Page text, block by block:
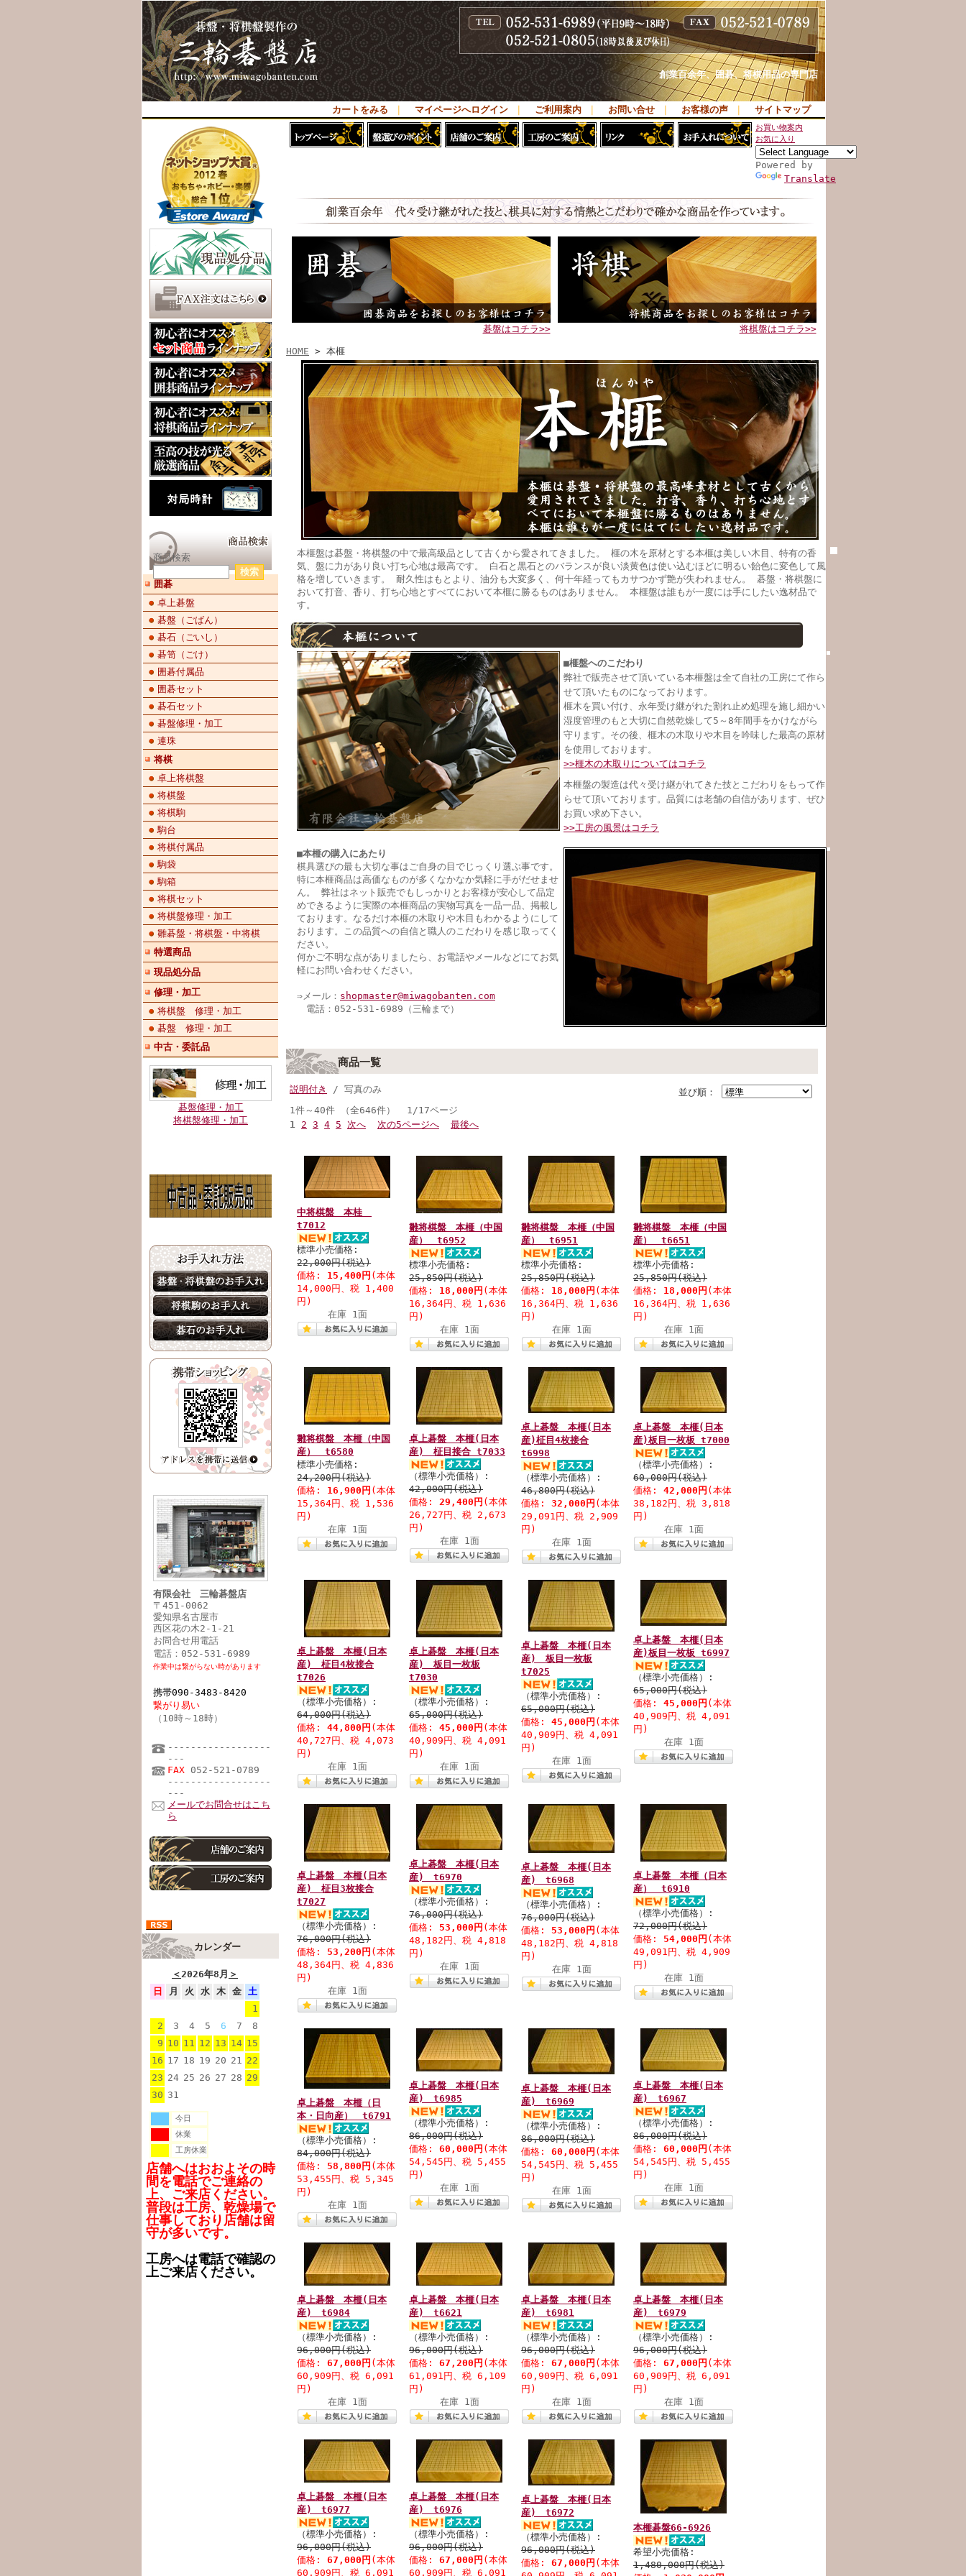
創業百余年、囲碁、将棋用品の専門店
カートをみる マイページへログイン ご利用案内 お問い合せ お客様の声 サイトマップ
商品検索
囲碁
卓上碁盤
碁盤（ごばん）
碁石（ごいし）
碁笥（ごけ）
囲碁付属品
囲碁セット
碁石セット
碁盤修理・加工
連珠
将棋
卓上将棋盤
将棋盤
将棋駒
駒台
将棋付属品
駒袋
駒箱
将棋セット
将棋盤修理・加工
雛碁盤・将棋盤・中将棋
特選商品
現品処分品
修理・加工
将棋盤 修理・加工
碁盤 修理・加工
中古・委託品
碁盤修理・加工
将棋盤修理・加工
有限会社 三輪碁盤店
〒451-0062
愛知県名古屋市
西区花の木2-1-21
お問合せ用電話
電話：052-531-6989
作業中は繋がらない時があります
携帯090-3483-8420
繋がり易い
（10時～18時）
------------------
---
FAX 052-521-0789
------------------
---
メールでお問合せはこち
ら
カレンダー
＜2026年8月 ＞
日
月 火 水 木 金
土
1
2
3 4 5 6 7
8
9 10 11 12 13 14 15
16 17 18 19 20 21 22
23 24 25 26 27 28 29
30 31
今日
休業
工房休業
店舗へはおおよその時
間を電話でご連絡の
上、ご来店ください。
普段は工房、乾燥場で
仕事しており店舗は留
守が多いです。
工房へは電話で確認の
上ご来店ください。
お買い物案内
お気に入り
Powered by
Translate
碁盤はコチラ>> 将棋盤はコチラ>>
HOME > 本榧
本榧盤は碁盤・将棋盤の中で最高級品として古くから愛されてきました。 榧の木を原材とする本榧は美しい木目、特有の香
気、盤に力があり良い打ち心地は最高です。 白石と黒石とのバランスが良い淡黄色は使い込むほどに明るい飴色に変色して風
格を増していきます。 耐久性はもとより、油分も大変多く、何十年経ってもカサつかず艶が失われません。 碁盤・将棋盤に
おいて打音、香り、打ち心地とすべてにおいて本榧に勝るものはありません。 本榧盤は誰もが一度には手にしたい逸材品で
す。
■榧盤へのこだわり
弊社で販売させて頂いている本榧盤は全て自社の工房にて作ら
せて頂いたものになっております。
榧木を買い付け、永年受け継がれた割れ止め処理を施し細かい
湿度管理のもと大切に自然乾燥して5～8年間手をかけながら
守ります。その後、榧木の木取りや木目を吟味した最高の原材
を使用しております。
>>榧木の木取りについてはコチラ
本榧盤の製造は代々受け継がれてきた技とこだわりをもって作
らせて頂いております。品質には老舗の自信があります、ぜひ
お買い求め下さい。
>>工房の風景はコチラ
■本榧の購入にあたり
棋具選びの最も大切な事はご自身の目でじっくり選ぶ事です。
特に本榧商品は高価なものが多くなかなか気軽に手がだせませ
ん。 弊社はネット販売でもしっかりとお客様が安心して品定
めできるように実際の本榧商品の実物写真を一品一品、掲載し
ております。なるだけ本榧の木取りや木目もわかるようにして
おります。この品質への自信と職人のこだわりを感じ取ってく
ださい。
何かご不明な点がありましたら、お電話やメールなどにてお気
軽にお問い合わせください。
⇒メール： shopmaster@miwagobanten.com
電話：052-531-6989（三輪まで）
商品一覧
並び順：
説明付き
/ 写真のみ
1件～40件 （全646件） 1/17ページ
1 2 3 4 5 次へ 次の5ページへ 最後へ
中将棋盤 本桂
t7012
標準小売価格:
22,000円(税込)
価格: 15,400円 (本体
14,000円、税 1,400
円)
在庫 1面
雛将棋盤 本榧（中国
産） t6952
標準小売価格:
25,850円(税込)
価格: 18,000円 (本体
16,364円、税 1,636
円)
在庫 1面
雛将棋盤 本榧（中国
産） t6951
標準小売価格:
25,850円(税込)
価格: 18,000円 (本体
16,364円、税 1,636
円)
在庫 1面
雛将棋盤 本榧（中国
産） t6651
標準小売価格:
25,850円(税込)
価格: 18,000円 (本体
16,364円、税 1,636
円)
在庫 1面
雛将棋盤 本榧（中国
産） t6580
標準小売価格:
24,200円(税込)
価格: 16,900円 (本体
15,364円、税 1,536
円)
在庫 1面
卓上碁盤 本榧(日本
産) 柾目接合 t7033
（標準小売価格）:
42,000円(税込)
価格: 29,400円 (本体
26,727円、税 2,673
円)
在庫 1面
卓上碁盤 本榧(日本
産)柾目4枚接合
t6998
（標準小売価格）:
46,800円(税込)
価格: 32,000円 (本体
29,091円、税 2,909
円)
在庫 1面
卓上碁盤 本榧(日本
産)板目一枚板 t7000
（標準小売価格）:
60,000円(税込)
価格: 42,000円 (本体
38,182円、税 3,818
円)
在庫 1面
卓上碁盤 本榧(日本
産) 柾目4枚接合
t7026
（標準小売価格）:
64,000円(税込)
価格: 44,800円 (本体
40,727円、税 4,073
円)
在庫 1面
卓上碁盤 本榧(日本
産) 板目一枚板
t7030
（標準小売価格）:
65,000円(税込)
価格: 45,000円 (本体
40,909円、税 4,091
円)
在庫 1面
卓上碁盤 本榧(日本
産) 板目一枚板
t7025
（標準小売価格）:
65,000円(税込)
価格: 45,000円 (本体
40,909円、税 4,091
円)
在庫 1面
卓上碁盤 本榧(日本
産)板目一枚板 t6997
（標準小売価格）:
65,000円(税込)
価格: 45,000円 (本体
40,909円、税 4,091
円)
在庫 1面
卓上碁盤 本榧(日本
産) 柾目3枚接合
t7027
（標準小売価格）:
76,000円(税込)
価格: 53,200円 (本体
48,364円、税 4,836
円)
在庫 1面
卓上碁盤 本榧(日本
産) t6970
（標準小売価格）:
76,000円(税込)
価格: 53,000円 (本体
48,182円、税 4,818
円)
在庫 1面
卓上碁盤 本榧(日本
産) t6968
（標準小売価格）:
76,000円(税込)
価格: 53,000円 (本体
48,182円、税 4,818
円)
在庫 1面
卓上碁盤 本榧（日本
産） t6910
（標準小売価格）:
72,000円(税込)
価格: 54,000円 (本体
49,091円、税 4,909
円)
在庫 1面
卓上碁盤 本榧（日
本・日向産） t6791
（標準小売価格）:
84,000円(税込)
価格: 58,800円 (本体
53,455円、税 5,345
円)
在庫 1面
卓上碁盤 本榧(日本
産) t6985
（標準小売価格）:
86,000円(税込)
価格: 60,000円 (本体
54,545円、税 5,455
円)
在庫 1面
卓上碁盤 本榧(日本
産) t6969
（標準小売価格）:
86,000円(税込)
価格: 60,000円 (本体
54,545円、税 5,455
円)
在庫 1面
卓上碁盤 本榧(日本
産) t6967
（標準小売価格）:
86,000円(税込)
価格: 60,000円 (本体
54,545円、税 5,455
円)
在庫 1面
卓上碁盤 本榧(日本
産) t6984
（標準小売価格）:
96,000円(税込)
価格: 67,000円 (本体
60,909円、税 6,091
円)
在庫 1面
卓上碁盤 本榧(日本
産) t6621
（標準小売価格）:
96,000円(税込)
価格: 67,200円 (本体
61,091円、税 6,109
円)
在庫 1面
卓上碁盤 本榧(日本
産) t6981
（標準小売価格）:
96,000円(税込)
価格: 67,000円 (本体
60,909円、税 6,091
円)
在庫 1面
卓上碁盤 本榧(日本
産) t6979
（標準小売価格）:
96,000円(税込)
価格: 67,000円 (本体
60,909円、税 6,091
円)
在庫 1面
卓上碁盤 本榧(日本
産) t6977
（標準小売価格）:
96,000円(税込)
価格: 67,000円 (本体
60,909円、税 6,091
卓上碁盤 本榧(日本
産) t6976
（標準小売価格）:
96,000円(税込)
価格: 67,000円 (本体
60,909円、税 6,091
卓上碁盤 本榧(日本
産) t6972
（標準小売価格）:
96,000円(税込)
価格: 67,000円 (本体
本榧碁盤66-6926
希望小売価格:
1,480,000円(税込)